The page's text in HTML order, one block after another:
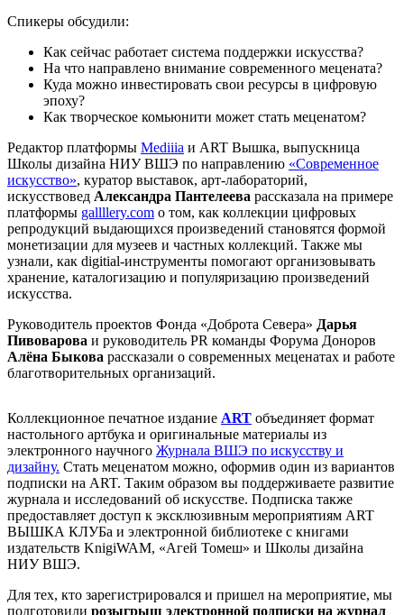
Спикеры обсудили:
Как сейчас работает система поддержки искусства?
На что направлено внимание современного мецената?
Куда можно инвестировать свои ресурсы в цифровую
эпоху?
Как творческое комьюнити может стать меценатом?
Редактор платформы Mediiia и АRT Вышка, выпускница
Школы дизайна НИУ ВШЭ по направлению «Современное
искусство», куратор выставок, арт-лабораторий,
искусствовед Александра Пантелеева рассказала на примере
платформы gallllery.com о том, как коллекции цифровых
репродукций выдающихся произведений становятся формой
монетизации для музеев и частных коллекций. Также мы
узнали, как digitial-инструменты помогают организовывать
хранение, каталогизацию и популяризацию произведений
искусства.
Руководитель проектов Фонда «Доброта Севера» Дарья
Пивоварова и руководитель PR команды Форума Доноров
Алёна Быкова рассказали о современных меценатах и работе
благотворительных организаций.
Коллекционное печатное издание ART объединяет формат
настольного артбука и оригинальные материалы из
электронного научного Журнала ВШЭ по искусству и
дизайну. Стать меценатом можно, оформив один из вариантов
подписки на ART. Таким образом вы поддерживаете развитие
журнала и исследований об искусстве. Подписка также
предоставляет доступ к эксклюзивным мероприятиям ART
ВЫШКА КЛУБа и электронной библиотеке с книгами
издательств KnigiWAM, «Агей Томеш» и Школы дизайна
НИУ ВШЭ.
Для тех, кто зарегистрировался и пришел на мероприятие, мы
подготовили розыгрыш электронной подписки на журнал